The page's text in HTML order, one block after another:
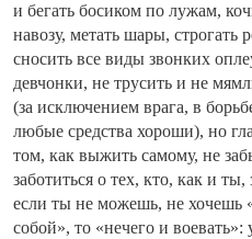
и бегать босиком по лужам,
навозу, метать шары, строгать
сносить все виды звонких
девчонки, не трусить и не
(за исключением врага, в
любые средства хороши), но
том, как выжить самому, не
заботиться о тех, кто, как и
если ты не можешь, не хочешь
собой», то «нечего и